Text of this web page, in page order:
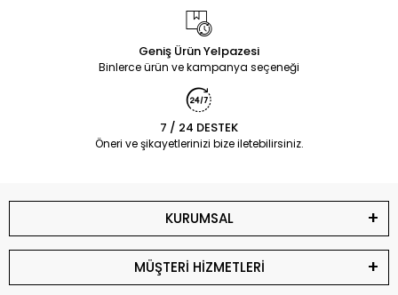
Geniş Ürün Yelpazesi
Binlerce ürün ve kampanya seçeneği
7 / 24 DESTEK
Öneri ve şikayetlerinizi bize iletebilirsiniz.
KURUMSAL
MÜŞTERİ HİZMETLERİ